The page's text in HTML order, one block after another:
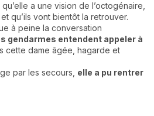
a une vision de l’octogénaire,
qu’ils vont bientôt la retrouver.
à peine la conversation
gendarmes entendent appeler à
cette dame âgée, hagarde et
par les secours, elle a pu rentrer